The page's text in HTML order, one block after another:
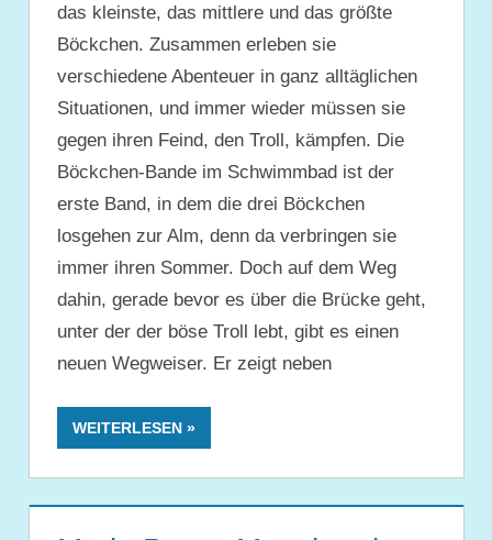
das kleinste, das mittlere und das größte
Böckchen. Zusammen erleben sie
verschiedene Abenteuer in ganz alltäglichen
Situationen, und immer wieder müssen sie
gegen ihren Feind, den Troll, kämpfen. Die
Böckchen-Bande im Schwimmbad ist der
erste Band, in dem die drei Böckchen
losgehen zur Alm, denn da verbringen sie
immer ihren Sommer. Doch auf dem Weg
dahin, gerade bevor es über die Brücke geht,
unter der der böse Troll lebt, gibt es einen
neuen Wegweiser. Er zeigt neben
WEITERLESEN